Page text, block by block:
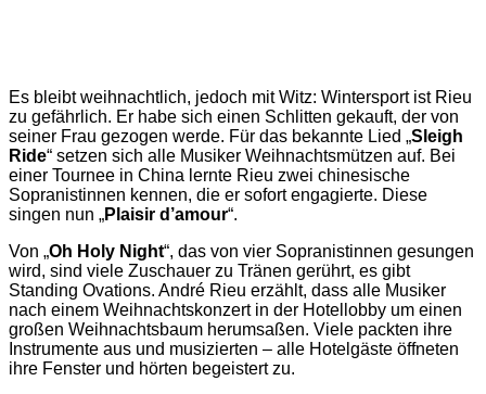
Es bleibt weihnachtlich, jedoch mit Witz: Wintersport ist Rieu
zu gefährlich. Er habe sich einen Schlitten gekauft, der von
seiner Frau gezogen werde. Für das bekannte Lied „Sleigh
Ride“ setzen sich alle Musiker Weihnachtsmützen auf. Bei
einer Tournee in China lernte Rieu zwei chinesische
Sopranistinnen kennen, die er sofort engagierte. Diese
singen nun „Plaisir d’amour“.
Von „Oh Holy Night“, das von vier Sopranistinnen gesungen
wird, sind viele Zuschauer zu Tränen gerührt, es gibt
Standing Ovations. André Rieu erzählt, dass alle Musiker
nach einem Weihnachtskonzert in der Hotellobby um einen
großen Weihnachtsbaum herumsaßen. Viele packten ihre
Instrumente aus und musizierten – alle Hotelgäste öffneten
ihre Fenster und hörten begeistert zu.